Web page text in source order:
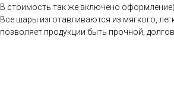
В стоимость так же включено
Все шары изготавливаются из мягкого,
позволяет продукции быть прочной,